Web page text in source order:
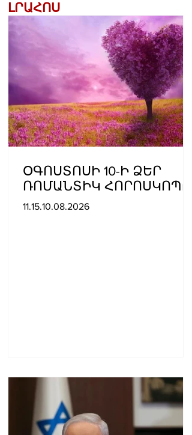
ԼՐԱՀՈՍ
ՕԳՈՍՏՈՍԻ 10-Ի ՁԵՐ
ՌՈՄԱՆՏԻԿ ՀՈՐՈՍԿՈՊԸ
11.15.10.08.2026